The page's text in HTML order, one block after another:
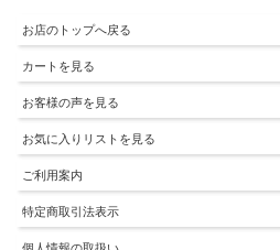
お店のトップへ戻る
カートを見る
お客様の声を見る
お気に入りリストを見る
ご利用案内
特定商取引法表示